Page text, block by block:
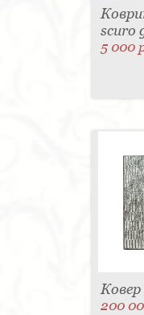
scuro
5 000
200